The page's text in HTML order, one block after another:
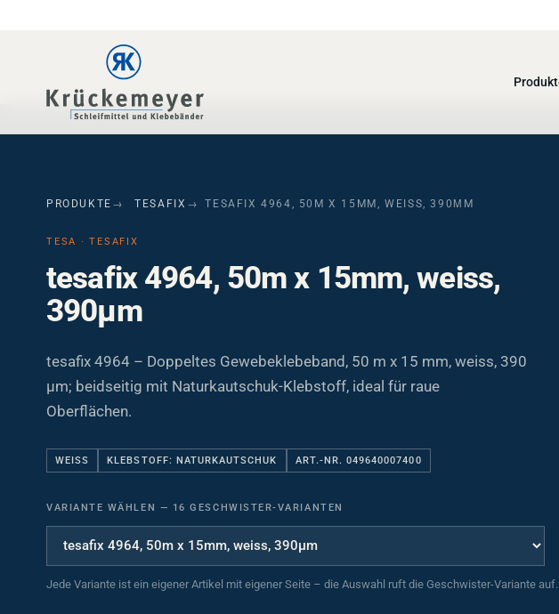
PRODUKTE TESAFIX TESAFIX 4964, 50M X 15MM, WEISS, 390ΜM
TESA · TESAFIX
tesafix 4964, 50m x 15mm, weiss,
390µm
tesafix 4964 – Doppeltes Gewebeklebeband, 50 m x 15 mm, weiss, 390
µm; beidseitig mit Naturkautschuk-Klebstoff, ideal für raue
Oberflächen.
WEISS KLEBSTOFF: NATURKAUTSCHUK ART.-NR. 049640007400
VARIANTE WÄHLEN — 16 GESCHWISTER-VARIANTEN
Jede Variante ist ein eigener Artikel mit eigener Seite – die Auswahl ruft die Geschwister-Variante auf.